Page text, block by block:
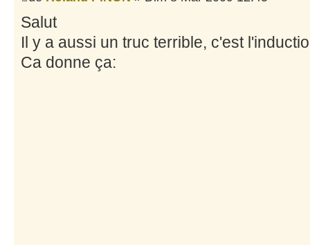
Salut
Il y a aussi un truc terrible, c'est
Ca donne ça: